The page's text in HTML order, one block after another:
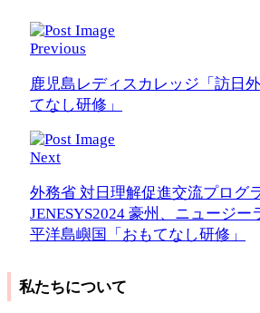
Previous
鹿児島レディスカレッジ「訪日
てなし研修」
Next
外務省 対日理解促進交流プログ
JENESYS2024 豪州、ニュージー
平洋島嶼国「おもてなし研修」
私たちについて